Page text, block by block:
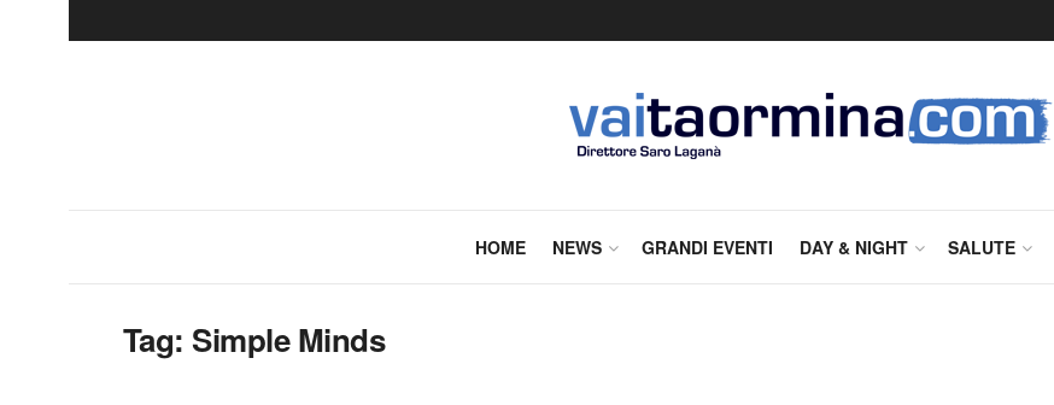
HOME NEWS GRANDI EVENTI DAY & NIGHT SALUTE
Tag: Simple Minds